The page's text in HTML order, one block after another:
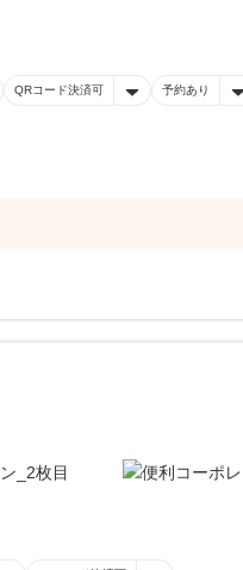
QRコード決済可 予約あり